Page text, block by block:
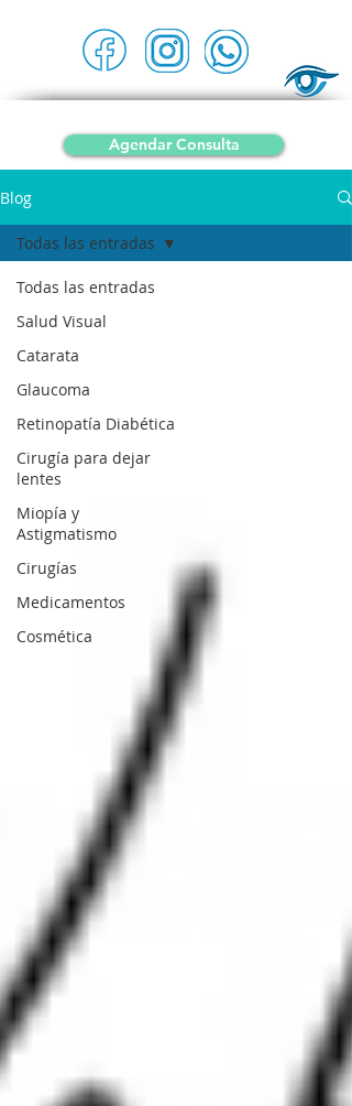
Dr. Alejandro Silva, Oftalmólogo
Agendar Consulta
Blog
Todas las entradas
Salud Visual
Catarata
Glaucoma
Retinopatía Diabética
Cirugía para dejar
lentes
Miopía y
Astigmatismo
Cirugías
Medicamentos
Cosmética
Todas las entradas